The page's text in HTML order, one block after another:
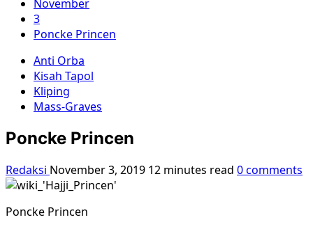
November
3
Poncke Princen
Anti Orba
Kisah Tapol
Kliping
Mass-Graves
Poncke Princen
Redaksi November 3, 2019 12 minutes read 0 comments
Poncke Princen